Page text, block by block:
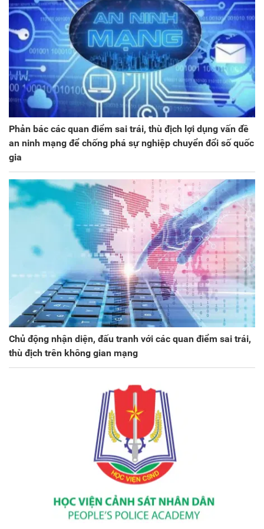
Phản bác các quan điểm sai trái, thù địch lợi dụng vấn đề
an ninh mạng để chống phá sự nghiệp chuyển đổi số quốc
gia
Chủ động nhận diện, đấu tranh với các quan điểm sai trái,
thù địch trên không gian mạng